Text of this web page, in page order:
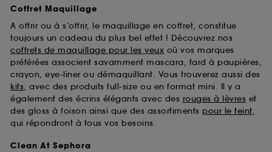
Coffret Maquillage
A offrir ou à s’offrir, le maquillage en coffret, constitue
toujours un cadeau du plus bel effet ! Découvrez nos
coffrets de maquillage pour les yeux où vos marques
préférées associent savamment mascara, fard à paupières,
crayon, eye-liner ou démaquillant. Vous trouverez aussi des
kits, avec des produits full-size ou en format mini. Il y a
également des écrins élégants avec des rouges à lèvres et
des gloss à foison ainsi que des assortiments pour le teint,
qui répondront à tous vos besoins.
Clean At Sephora